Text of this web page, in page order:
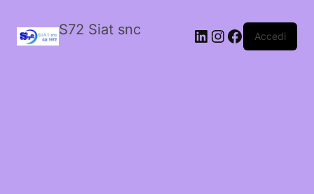
S72 Siat snc LinkedIn
Instagram
Facebook
Accedi